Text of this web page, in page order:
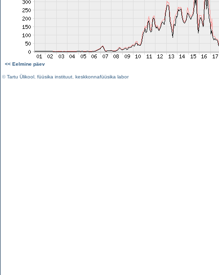
<< Eelmine päev
©Tartu Ülikool füüsika instituut keskkonnafüüsika labor